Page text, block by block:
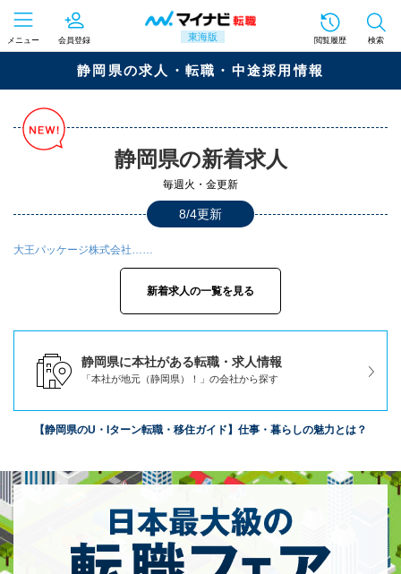
東海版
メニュー 会員登録 閲覧履歴 検索
静岡県の求人・転職・中途採用情報
静岡県の新着求人
毎週火・金更新
8/4更新
大王パッケージ株式会社……
新着求人の一覧を見る
静岡県に本社がある転職・求人情報
「本社が地元（静岡県）！」の会社から探す
【静岡県のU・Iターン転職・移住ガイド】仕事・暮らしの魅力とは？